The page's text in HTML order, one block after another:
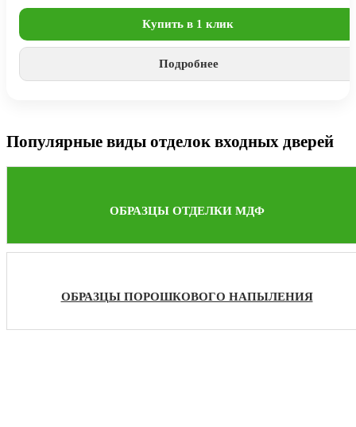
Купить в 1 клик
Подробнее
Популярные виды отделок входных дверей
ОБРАЗЦЫ ОТДЕЛКИ МДФ
ОБРАЗЦЫ ПОРОШКОВОГО НАПЫЛЕНИЯ